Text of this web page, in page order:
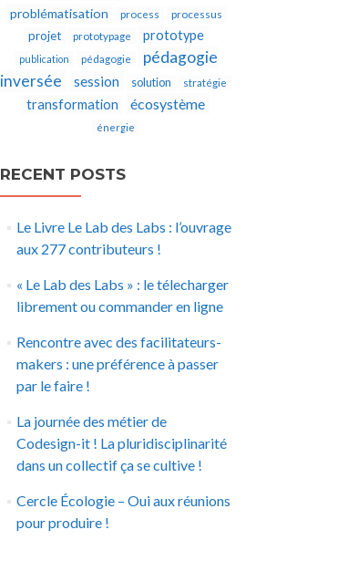
problématisation process processus
projet prototypage prototype
publication pédagogie
pédagogie
inversée
session solution stratégie
transformation écosystème
énergie
RECENT POSTS
Le Livre Le Lab des Labs : l’ouvrage
aux 277 contributeurs !
« Le Lab des Labs » : le télecharger
librement ou commander en ligne
Rencontre avec des facilitateurs-
makers : une préférence à passer
par le faire !
La journée des métier de
Codesign-it ! La pluridisciplinarité
dans un collectif ça se cultive !
Cercle Écologie – Oui aux réunions
pour produire !